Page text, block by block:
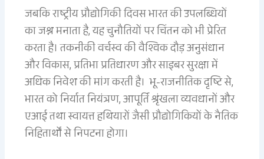
जबकि राष्ट्रीय प्रौद्योगिकी दिवस भारत की उपलब्धियों
का जश्न मनाता है, यह चुनौतियों पर चिंतन को भी प्रेरित
करता है। तकनीकी वर्चस्व की वैश्विक दौड़ अनुसंधान
और विकास, प्रतिभा प्रतिधारण और साइबर सुरक्षा में
अधिक निवेश की मांग करती है। भू-राजनीतिक दृष्टि से,
भारत को निर्यात नियंत्रण, आपूर्ति श्रृंखला व्यवधानों और
एआई तथा स्वायत्त हथियारों जैसी प्रौद्योगिकियों के नैतिक
निहितार्थों से निपटना होगा।